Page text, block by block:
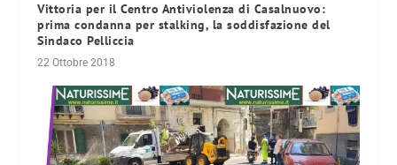
Vittoria per il Centro Antiviolenza di Casalnuovo:
prima condanna per stalking, la soddisfazione del
Sindaco Pelliccia
22 Ottobre 2018